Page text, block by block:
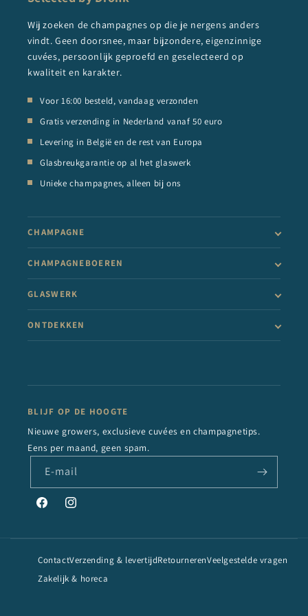
Wij zoeken de champagnes op die je nergens anders
vindt. Geen doorsnee, maar bijzondere, eigenzinnige
cuvées, persoonlijk geproefd en geselecteerd op
kwaliteit en karakter.
Voor 16:00 besteld, vandaag verzonden
Gratis verzending in Nederland vanaf 50 euro
Levering in België en de rest van Europa
Glasbreukgarantie op al het glaswerk
Unieke champagnes, alleen bij ons
CHAMPAGNE
CHAMPAGNEBOEREN
GLASWERK
ONTDEKKEN
BLIJF OP DE HOOGTE
Nieuwe growers, exclusieve cuvées en champagnetips.
Eens per maand, geen spam.
E‑mail
FacebookInstagram
ContactVerzending & levertijdRetournerenVeelgestelde vragen
Zakelijk & horeca